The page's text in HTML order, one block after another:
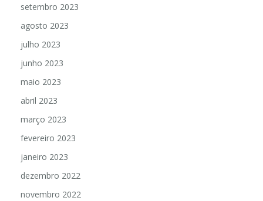
setembro 2023
agosto 2023
julho 2023
junho 2023
maio 2023
abril 2023
março 2023
fevereiro 2023
janeiro 2023
dezembro 2022
novembro 2022